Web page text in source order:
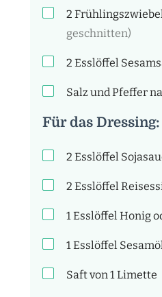
2
geschnitten)
2 Esslöffel
Salz und Pfeffer
Für das Dressing:
2 Esslöffel
2 Esslöffel
1EsslöffelHonig
1Esslöffel
Saft von 1 Limette